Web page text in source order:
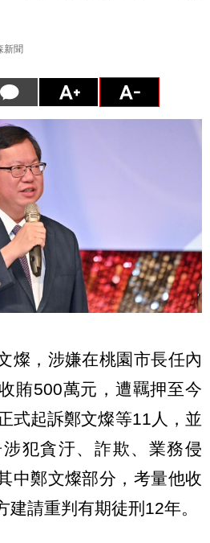
新聞
燦，涉嫌在桃園市長任內
賄500萬元，遭羈押至今
式起訴鄭文燦等11人，並
犯貪汙、詐欺、業務侵
中鄭文燦部分，考量他收
建請重判有期徒刑12年。